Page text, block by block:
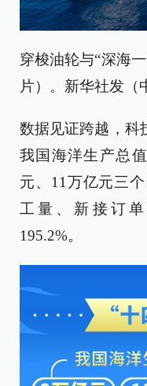
穿梭油轮与“深海
片）。新华社发（
数据见证跨越，科
我国海洋生产总
元、11万亿元三
工量、新接订
195.2%。